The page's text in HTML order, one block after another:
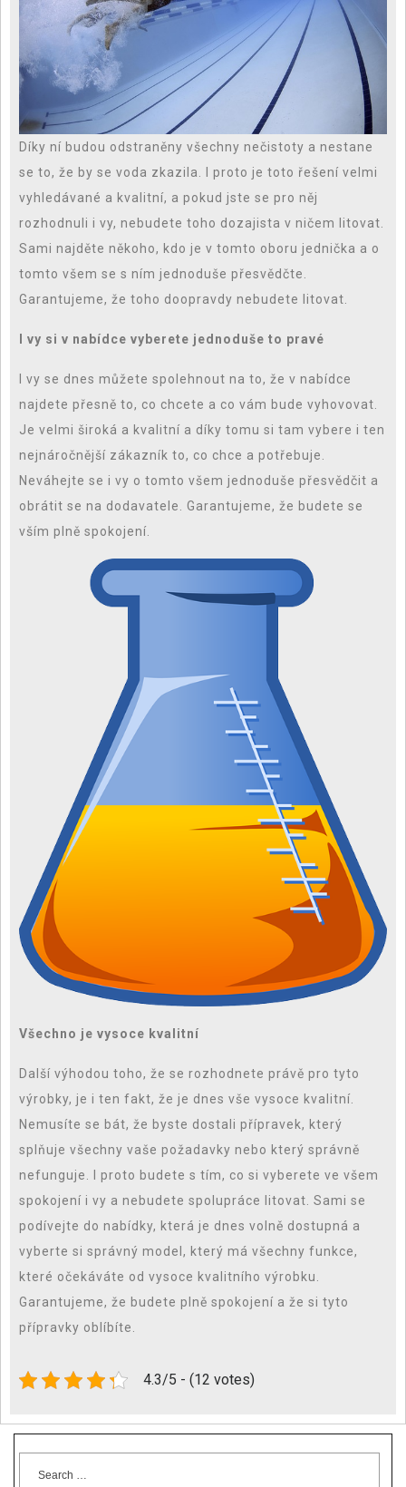
Díky ní budou odstraněny všechny nečistoty a nestane
se to, že by se voda zkazila. I proto je toto řešení velmi
vyhledávané a kvalitní, a pokud jste se pro něj
rozhodnuli i vy, nebudete toho dozajista v ničem litovat.
Sami najděte někoho, kdo je v tomto oboru jednička a o
tomto všem se s ním jednoduše přesvědčte.
Garantujeme, že toho doopravdy nebudete litovat.
I vy si v nabídce vyberete jednoduše to pravé
I vy se dnes můžete spolehnout na to, že v nabídce
najdete přesně to, co chcete a co vám bude vyhovovat.
Je velmi široká a kvalitní a díky tomu si tam vybere i ten
nejnáročnější zákazník to, co chce a potřebuje.
Neváhejte se i vy o tomto všem jednoduše přesvědčit a
obrátit se na dodavatele. Garantujeme, že budete se
vším plně spokojení.
Všechno je vysoce kvalitní
Další výhodou toho, že se rozhodnete právě pro tyto
výrobky, je i ten fakt, že je dnes vše vysoce kvalitní.
Nemusíte se bát, že byste dostali přípravek, který
splňuje všechny vaše požadavky nebo který správně
nefunguje. I proto budete s tím, co si vyberete ve všem
spokojení i vy a nebudete spolupráce litovat. Sami se
podívejte do nabídky, která je dnes volně dostupná a
vyberte si správný model, který má všechny funkce,
které očekáváte od vysoce kvalitního výrobku.
Garantujeme, že budete plně spokojení a že si tyto
přípravky oblíbíte.
4.3/5 - (12 votes)